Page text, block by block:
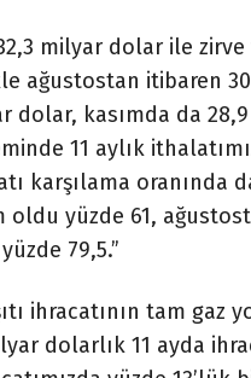
milyar dolar ile
ağustostan itibaren
dolar, kasımda da
11 aylık
karşılama oranında
yüzde 61,
79,5.”
ihracatının tam gaz
dolarlık 11 ayda